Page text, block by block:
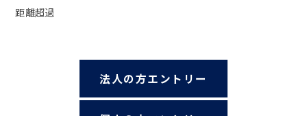
距離超過
法人の方エントリー